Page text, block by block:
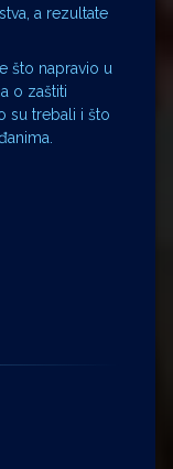
a rezultate
što napravio u
o zaštiti
su trebali i što